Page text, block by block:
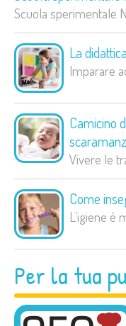
Scuola sperimentale
La
Imparare
Camicino
Vivere le
Come
L’igiene è
Per la tua